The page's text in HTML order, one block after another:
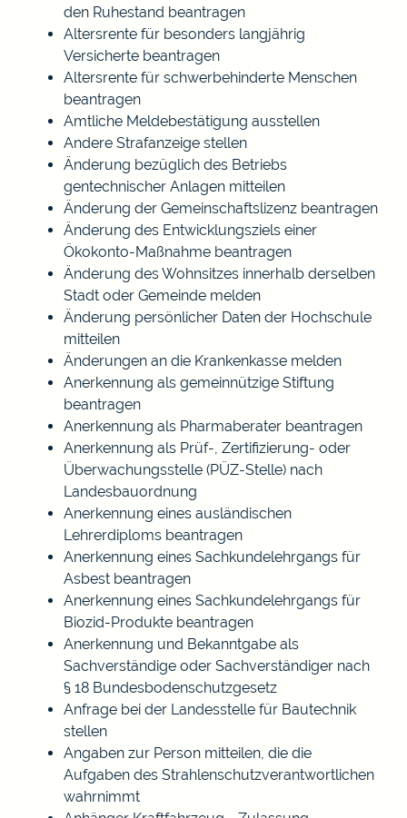
den Ruhestand beantragen
Altersrente für besonders langjährig
Versicherte beantragen
Altersrente für schwerbehinderte Menschen
beantragen
Amtliche Meldebestätigung ausstellen
Andere Strafanzeige stellen
Änderung bezüglich des Betriebs
gentechnischer Anlagen mitteilen
Änderung der Gemeinschaftslizenz beantragen
Änderung des Entwicklungsziels einer
Ökokonto-Maßnahme beantragen
Änderung des Wohnsitzes innerhalb derselben
Stadt oder Gemeinde melden
Änderung persönlicher Daten der Hochschule
mitteilen
Änderungen an die Krankenkasse melden
Anerkennung als gemeinnützige Stiftung
beantragen
Anerkennung als Pharmaberater beantragen
Anerkennung als Prüf-, Zertifizierung- oder
Überwachungsstelle (PÜZ-Stelle) nach
Landesbauordnung
Anerkennung eines ausländischen
Lehrerdiploms beantragen
Anerkennung eines Sachkundelehrgangs für
Asbest beantragen
Anerkennung eines Sachkundelehrgangs für
Biozid-Produkte beantragen
Anerkennung und Bekanntgabe als
Sachverständige oder Sachverständiger nach
§ 18 Bundesbodenschutzgesetz
Anfrage bei der Landesstelle für Bautechnik
stellen
Angaben zur Person mitteilen, die die
Aufgaben des Strahlenschutzverantwortlichen
wahrnimmt